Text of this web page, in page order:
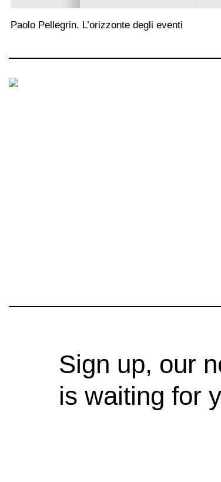
Paolo Pellegrin. L’orizzonte degli eventi
Sign up, our
is waiting for